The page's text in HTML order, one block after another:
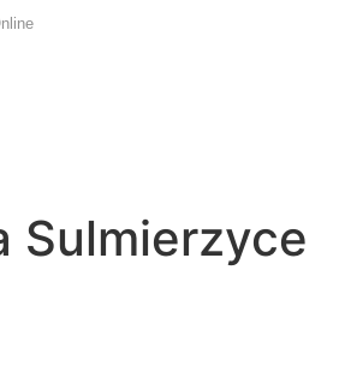
Sulmierzyce